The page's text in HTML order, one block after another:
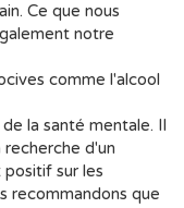
Ce que nous
notre
comme l'alcool
la santé mentale. Il
d'un
sur les
recommandons que